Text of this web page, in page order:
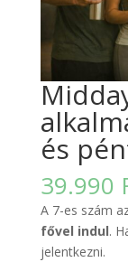
és
39.990
A 7-es szám
fővel indul.
jelentkezni.